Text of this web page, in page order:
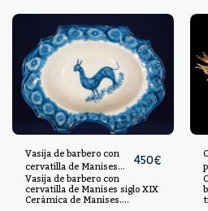
Vasija de barbero con
cervatilla de Manises
siglo XIX
450€
Vasija de barbero con
cervatilla de Manises siglo XIX
Cerámica de Manises.